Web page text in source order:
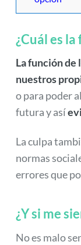
¿Cuál es
La función de
nuestros
o para poder
futura y así
La culpa
normas
errores que
¿Y si me
No es malo